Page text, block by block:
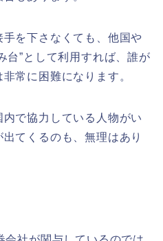
を下さなくても、他国や
台”として利用すれば、誰が
常に困難になります。
で協力している人物がい
てくるのも、無理はあり